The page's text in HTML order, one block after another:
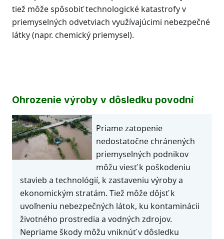
tiež môže spôsobiť technologické katastrofy v
priemyselných odvetviach využívajúcimi nebezpečné
látky (napr. chemický priemysel).
Ohrozenie výroby v dôsledku povodní
Priame zatopenie
nedostatočne chránených
priemyselných podnikov
môžu viesť k poškodeniu
stavieb a technológií, k zastaveniu výroby a
ekonomickým stratám. Tiež môže dôjsť k
uvoľneniu nebezpečných látok, ku kontaminácii
životného prostredia a vodných zdrojov.
Nepriame škody môžu vniknúť v dôsledku